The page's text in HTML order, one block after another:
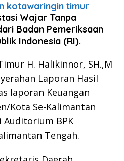
kotawaringin timur
Wajar Tanpa
Badan Pemeriksaan
Indonesia (RI).
H. Halikinnor, SH.,M
Laporan Hasil
laporan Keuangan
Kota Se-Kalimantan
Auditorium BPK
Tengah.